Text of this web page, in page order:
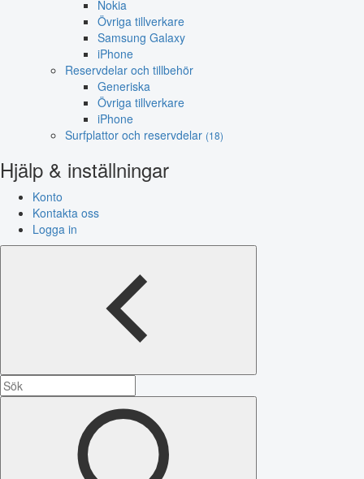
Nokia
Övriga tillverkare
Samsung Galaxy
iPhone
Reservdelar och tillbehör
Generiska
Övriga tillverkare
iPhone
Surfplattor och reservdelar (18)
Hjälp & inställningar
Konto
Kontakta oss
Logga in